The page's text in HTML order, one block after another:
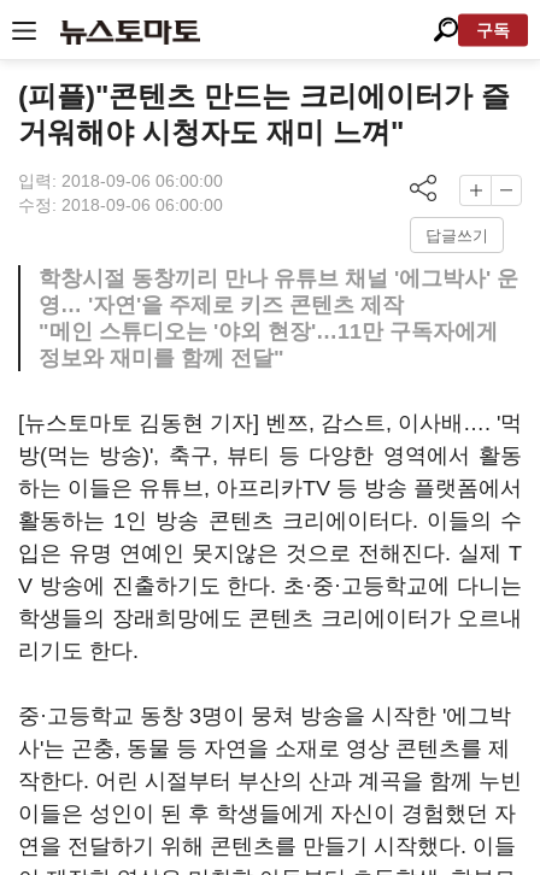
구독
(피플)"콘텐츠 만드는 크리에이터가 즐
거워해야 시청자도 재미 느껴"
입력: 2018-09-06 06:00:00
수정: 2018-09-06 06:00:00
답글쓰기
학창시절 동창끼리 만나 유튜브 채널 '에그박사' 운
영… '자연'을 주제로 키즈 콘텐츠 제작
"메인 스튜디오는 '야외 현장'…11만 구독자에게
정보와 재미를 함께 전달"
[뉴스토마토 김동현 기자] 벤쯔, 감스트, 이사배…. '먹
방(먹는 방송)', 축구, 뷰티 등 다양한 영역에서 활동
하는 이들은 유튜브, 아프리카TV 등 방송 플랫폼에서
활동하는 1인 방송 콘텐츠 크리에이터다. 이들의 수
입은 유명 연예인 못지않은 것으로 전해진다. 실제 T
V 방송에 진출하기도 한다. 초·중·고등학교에 다니는
학생들의 장래희망에도 콘텐츠 크리에이터가 오르내
리기도 한다.
중·고등학교 동창 3명이 뭉쳐 방송을 시작한 '에그박
사'는 곤충, 동물 등 자연을 소재로 영상 콘텐츠를 제
작한다. 어린 시절부터 부산의 산과 계곡을 함께 누빈
이들은 성인이 된 후 학생들에게 자신이 경험했던 자
연을 전달하기 위해 콘텐츠를 만들기 시작했다. 이들